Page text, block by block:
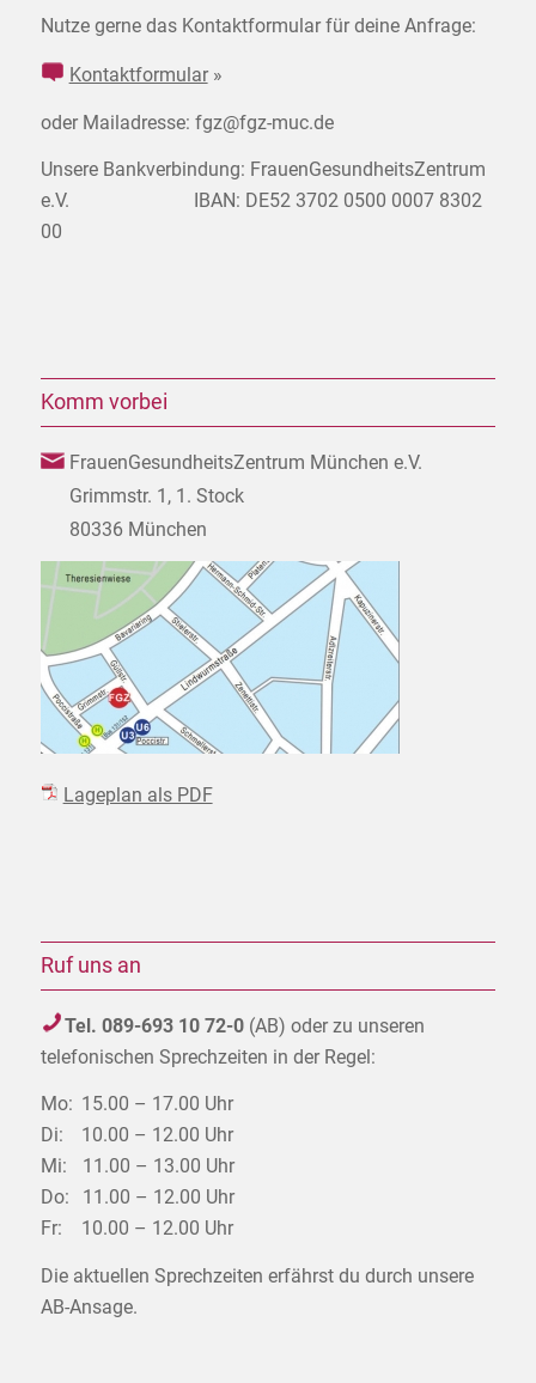
Nutze gerne das Kontaktformular für deine Anfrage:
Kontaktformular»
oder Mailadresse: fgz@fgz-muc.de
Unsere Bankverbindung: FrauenGesundheitsZentrum
e.V. IBAN: DE52 3702 0500 0007 8302
00
Komm vorbei
FrauenGesundheitsZentrum München e.V.
Grimmstr. 1, 1. Stock
80336 München
Lageplan als PDF
Ruf uns an
Tel. 089-693 10 72-0(AB) oder zu unseren
telefonischen Sprechzeiten in der Regel:
Mo: 15.00 – 17.00 Uhr
Di:
10.00 – 12.00 Uhr
Mi:
11.00 – 13.00 Uhr
Do:
11.00 – 12.00 Uhr
Fr:
10.00 – 12.00 Uhr
Die aktuellen Sprechzeiten erfährst du durch unsere
AB-Ansage.